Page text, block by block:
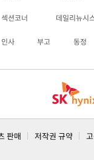
섹션코너 데일리뉴시
인사 부고 동정
판매 저작권 규약